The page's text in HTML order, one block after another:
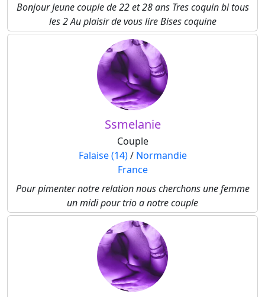
Bonjour Jeune couple de 22 et 28 ans Tres coquin bi tous
les 2 Au plaisir de vous lire Bises coquine
Ssmelanie
Couple
Falaise (14)/ Normandie
France
Pour pimenter notre relation nous cherchons une femme
un midi pour trio a notre couple